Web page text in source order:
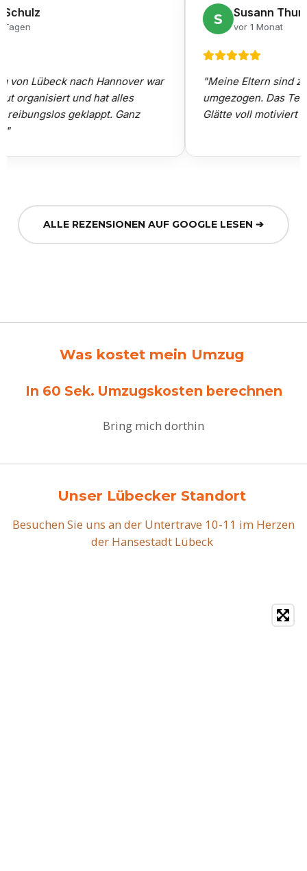
von Lübeck nach Hannover war
organisiert und hat alles
geklappt. Ganz
S Susann
vor 1 Monat
"Meine Eltern sind
umgezogen. Das
Glätte voll motiviert
ALLE REZENSIONEN AUF GOOGLE LESEN ➔
Was kostet mein Umzug
In 60 Sek. Umzugskosten berechnen
Bring mich dorthin
Unser Lübecker Standort
Besuchen Sie uns an der Untertrave 10-11 im Herzen
der Hansestadt Lübeck